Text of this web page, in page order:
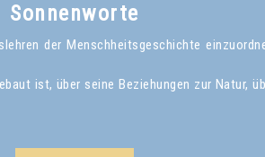
Sonnenworte
der Menschheitsgeschichte
ist, über seine Beziehungen zur